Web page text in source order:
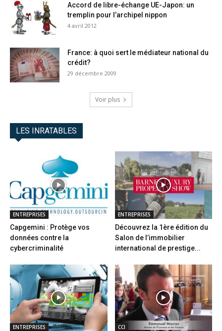
Accord de libre-échange UE-Japon: un
tremplin pour l’archipel nippon
4 avril 2012
France: à quoi sert le médiateur national du
crédit?
29 décembre 2009
Voir plus
LES INRATABLES
ENTREPRISES
Capgemini : Protège vos
données contre la
cybercriminalité
ENTREPRISES
Découvrez la 1ère édition du
Salon de l’immobilier
international de prestige...
ENTREPRISES CCI